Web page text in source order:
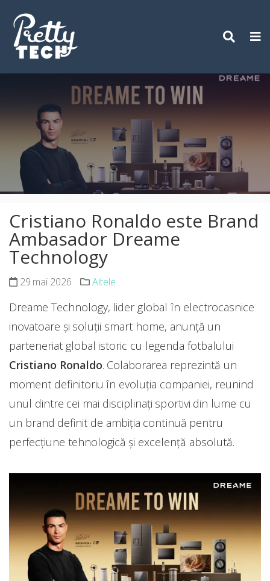
content
Cristiano Ronaldo este Brand
Ambasador Dreame
Technology
29 mai 2026 Altele
Dreame Technology, lider global în electrocasnice
inovatoare și soluții smart home, anunță un
parteneriat global istoric cu legenda fotbalului
Cristiano Ronaldo. Colaborarea reprezintă un
moment definitoriu în evoluția companiei, reunind
unul dintre cei mai disciplinați sportivi din lume cu
un brand definit de ambiția continuă pentru
perfecțiune tehnologică și excelență absolută.